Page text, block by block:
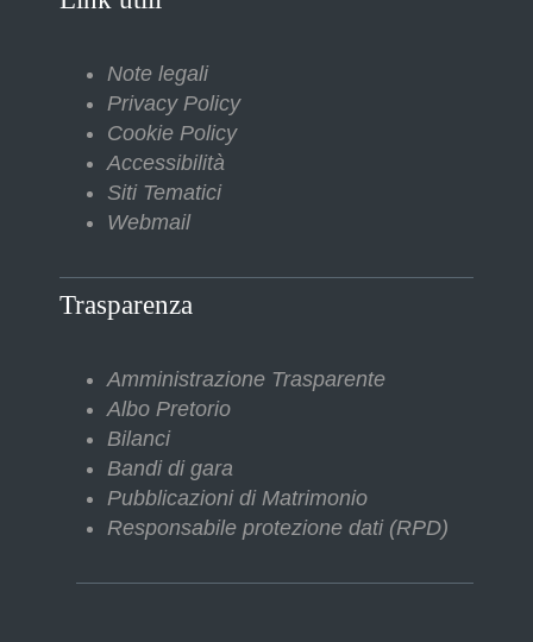
Note legali
Privacy Policy
Cookie Policy
Accessibilità
Siti Tematici
Webmail
Trasparenza
Amministrazione Trasparente
Albo Pretorio
Bilanci
Bandi di gara
Pubblicazioni di Matrimonio
Responsabile protezione dati (RPD)